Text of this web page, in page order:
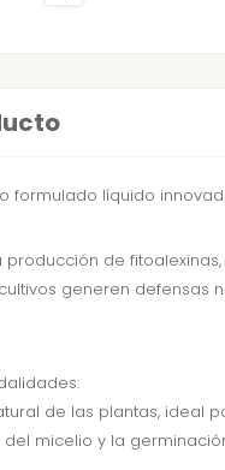
líquido
producción de
generen
de las plantas, ideal
micelio y la